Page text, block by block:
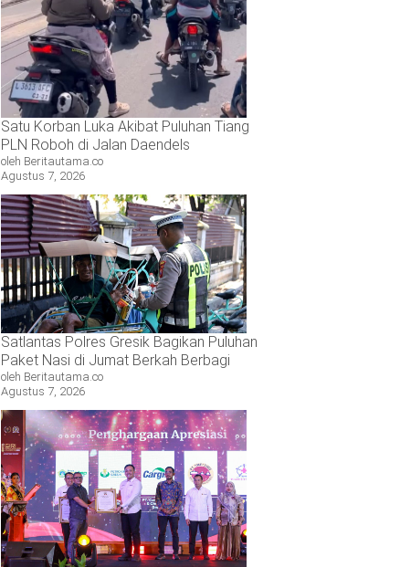
Satu Korban Luka Akibat Puluhan Tiang
PLN Roboh di Jalan Daendels
oleh Beritautama.co
Agustus 7, 2026
Satlantas Polres Gresik Bagikan Puluhan
Paket Nasi di Jumat Berkah Berbagi
oleh Beritautama.co
Agustus 7, 2026